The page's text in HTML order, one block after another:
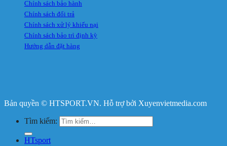
Chính sách bảo hành
Chính sách đổi trả
Chính sách xử lý khiếu nại
Chính sách bảo trì định kỳ
Hướng dẫn đặt hàng
Bản quyền © HTSPORT.VN. Hỗ trợ bởi Xuyenvietmedia.com
Tìm kiếm:
HTsport